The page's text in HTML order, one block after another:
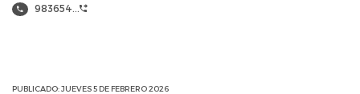
983654...
PUBLICADO: JUEVES 5 DE FEBRERO 2026